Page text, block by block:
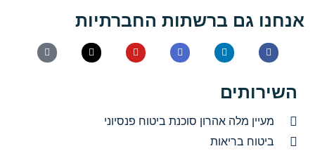
אנחנו גם ברשתות החברתיות
השירותים
מעיין מלה אהרון סוכנת ביטוח פנסיוני
ביטוח בריאות